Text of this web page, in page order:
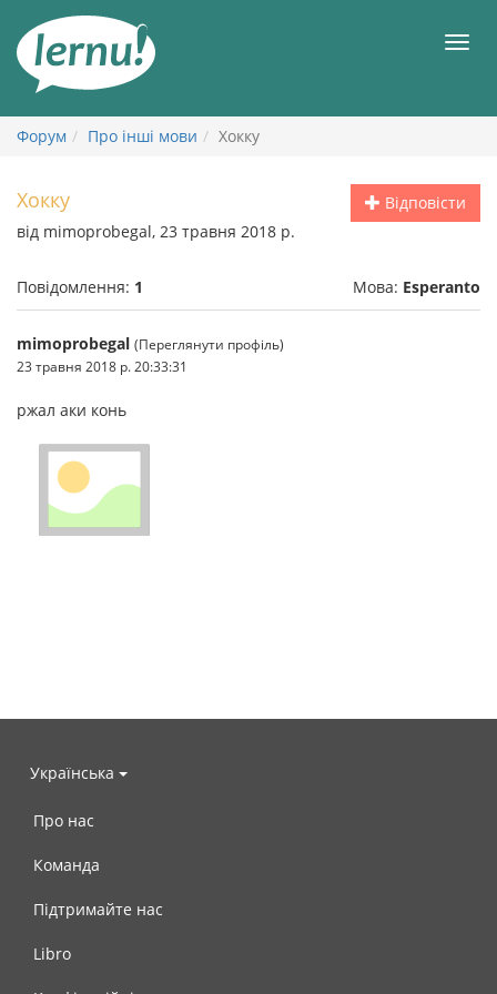
змісту
Форум Про інші мови Хокку
Відповісти
Хокку
від mimoprobegal, 23 травня 2018 р.
Повідомлення: 1 Мова: Esperanto
mimoprobegal (Переглянути профіль)
23 травня 2018 р. 20:33:31
ржал аки конь
Українська
Про нас
Команда
Підтримайте нас
Libro